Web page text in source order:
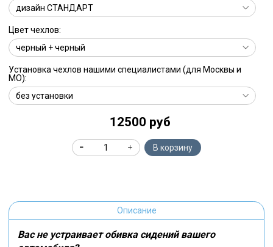
Цвет чехлов:
Установка чехлов нашими специалистами (для Москвы и
МО):
12500 руб
В корзину
Описание
Вас не устраивает обивка сидений вашего